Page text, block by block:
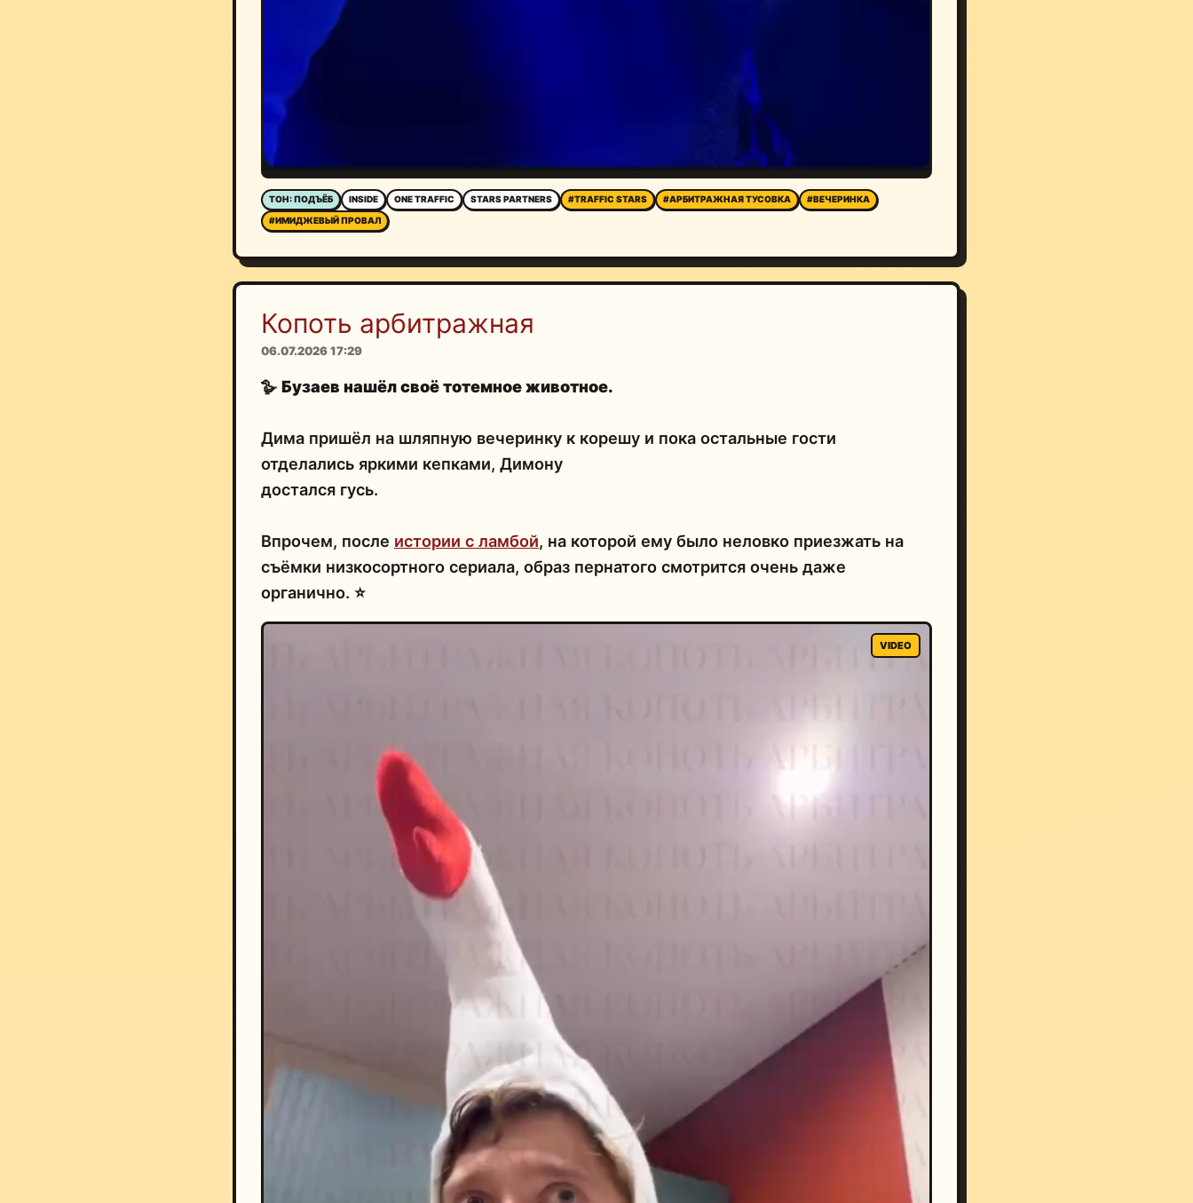
ТОН: ПОДЪЁБ INSIDE ONE TRAFFIC STARS PARTNERS #TRAFFIC STARS #АРБИТРАЖНАЯ ТУСОВКА
#ВЕЧЕРИНКА
#ИМИДЖЕВЫЙ ПРОВАЛ
Копоть арбитражная
06.07.2026 17:29
🪿 Бузаев нашёл своё тотемное животное.
Дима пришёл на шляпную вечеринку к корешу и пока остальные гости
отделались яркими кепками, Димону
достался гусь.
Впрочем, после истории с ламбой, на которой ему было неловко приезжать на
съёмки низкосортного сериала, образ пернатого смотрится очень даже
органично. ⭐